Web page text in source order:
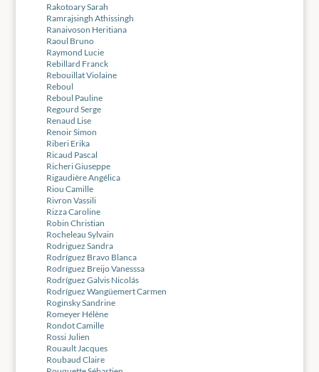
Rakotoary Sarah
Ramrajsingh Athissingh
Ranaivoson Heritiana
Raoul Bruno
Raymond Lucie
Rebillard Franck
Rebouillat Violaine
Reboul
Reboul Pauline
Regourd Serge
Renaud Lise
Renoir Simon
Riberi Erika
Ricaud Pascal
Richeri Giuseppe
Rigaudière Angélica
Riou Camille
Rivron Vassili
Rizza Caroline
Robin Christian
Rocheleau Sylvain
Rodriguez Sandra
Rodríguez Bravo Blanca
Rodríguez Breijo Vanesssa
Rodríguez Galvis Nicolás
Rodríguez Wangüemert Carmen
Roginsky Sandrine
Romeyer Hélène
Rondot Camille
Rossi Julien
Rouault Jacques
Roubaud Claire